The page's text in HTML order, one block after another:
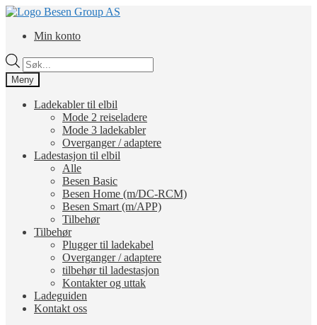
Hopp
navigasjon
Hopp
innholdMin konto
Products
search
Meny
Ladekabler til elbil
Mode 2 reiseladere
Mode 3 ladekabler
Overganger / adaptere
Ladestasjon til elbil
Alle
Besen Basic
Besen Home (m/DC-RCM)
Besen Smart (m/APP)
Tilbehør
Tilbehør
Plugger til ladekabel
Overganger / adaptere
tilbehør til ladestasjon
Kontakter og uttak
Ladeguiden
Kontakt oss